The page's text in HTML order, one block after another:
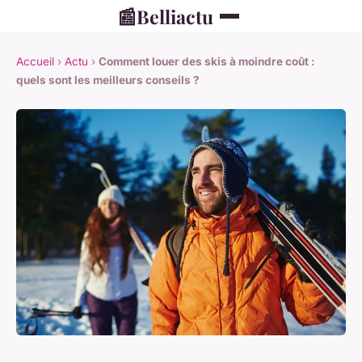
📰Belliactu
Accueil › Actu › Comment louer des skis à moindre coût :
quels sont les meilleurs conseils ?